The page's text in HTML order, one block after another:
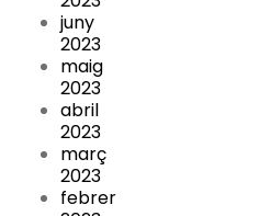
juny
2023
maig
2023
abril
2023
març
2023
febrer